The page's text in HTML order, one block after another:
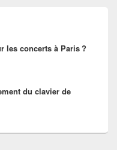
les concerts à Paris ?
du clavier de